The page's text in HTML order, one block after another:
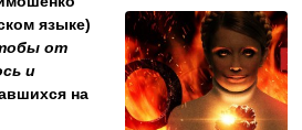
языке)
от
и
на